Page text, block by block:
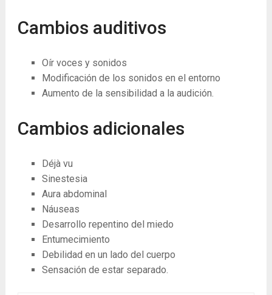
Cambios auditivos
Oír voces y sonidos
Modificación de los sonidos en el entorno
Aumento de la sensibilidad a la audición.
Cambios adicionales
Déjà vu
Sinestesia
Aura abdominal
Náuseas
Desarrollo repentino del miedo
Entumecimiento
Debilidad en un lado del cuerpo
Sensación de estar separado.